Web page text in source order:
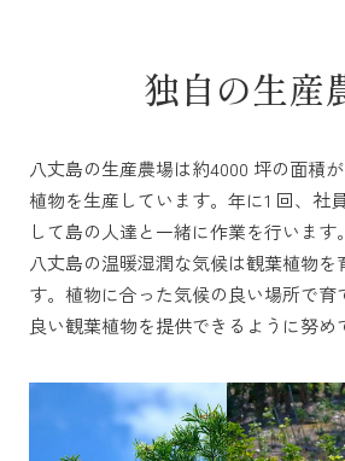
独自の生産
八丈島の生産農場は約4000 坪の面積
植物を生産しています。年に1 回、社
して島の人達と一緒に作業を行います。
八丈島の温暖湿潤な気候は観葉植物を
す。植物に合った気候の良い場所で育
良い観葉植物を提供できるように努め